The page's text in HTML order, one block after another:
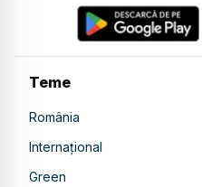
Teme
România
Internațional
Green